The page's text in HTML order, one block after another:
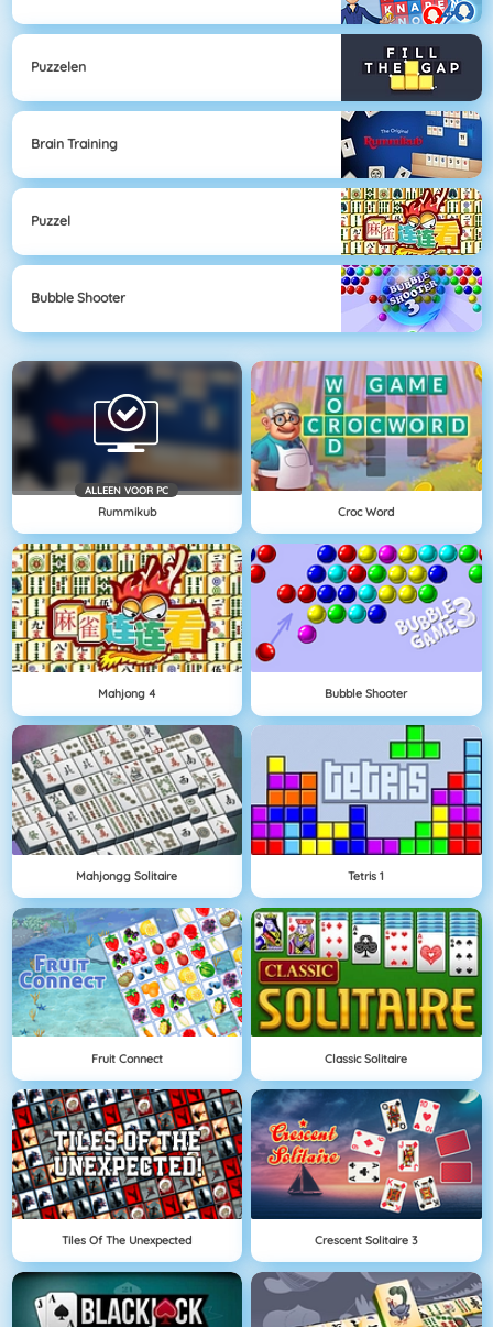
Puzzelen
Brain Training
Puzzel
Bubble Shooter
ALLEEN VOOR PC
Rummikub Croc Word
Mahjong 4 Bubble Shooter
Mahjongg Solitaire Tetris 1
Fruit Connect Classic Solitaire
Tiles Of The Unexpected Crescent Solitaire 3